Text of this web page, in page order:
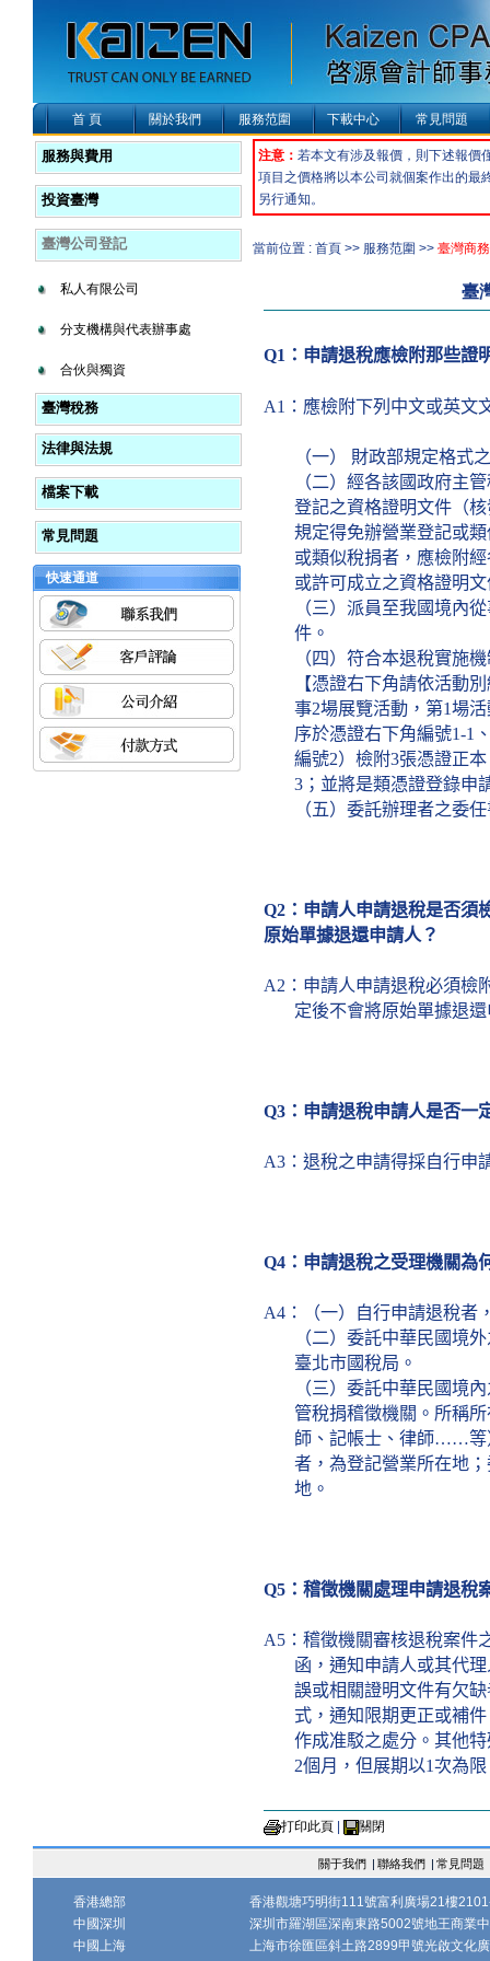
首 頁 關於我們 服務范圍 下載中心 常見問題
服務與費用
投資臺灣
臺灣公司登記
私人有限公司
分支機構與代表辦事處
合伙與獨資
臺灣稅務
法律與法規
檔案下載
常見問題
快速通道
注意： 若本文有涉及報價，則下述報價
項目之價格將以本公司就個案作出的最
另行通知。
當前位置 : 首頁 >> 服務范圍 >> 臺灣商
臺
Q1 ：申請退稅應檢附那些證
A1 ：應檢附下列中文或英文
（一）
財政部規定格式
（二）經各該國政府主
登記之資格證明文件（
規定得免辦營業登記或
或類似稅捐者，應檢附
或許可成立之資格證明
（三）派員至我國境內
件。
（四）符合本退稅實施
【憑證右下角請依活動
事2場展覽活動，第1場
序於憑證右下角編號1-1
編號2）檢附3張憑證正
3 ；並將是類憑證登錄申
（五）委託辦理者之委
Q2 ：申請人申請退稅是否
原始單據退還申請人？
A2 ：申請人申請退稅必須
定後不會將原始單據退
Q3 ：申請退稅申請人是否一
A3 ：退稅之申請得採自行
Q4 ：申請退稅之受理機關為
A4 ：（一）自行申請退稅者
（二）委託中華民國境
臺北市國稅局。
（三）委託中華民國境
管稅捐稽徵機關。所稱
師、記帳士、律師……等
者，為登記營業所在地
地。
Q5 ：稽徵機關處理申請退稅
A5 ：稽徵機關審核退稅案件
函，通知申請人或其代
誤或相關證明文件有欠
式，通知限期更正或補
作成准駁之處分。其他
2個月，但展期以1次為
打印此頁 關閉
關于我們 | 聯絡我們 | 常見問題
香港總部
香港觀塘巧明街111號富利廣場21樓
中國深圳
深圳市羅湖區深南東路5002號地王商業
中國上海
上海市徐匯區斜土路2899甲號光啟文化